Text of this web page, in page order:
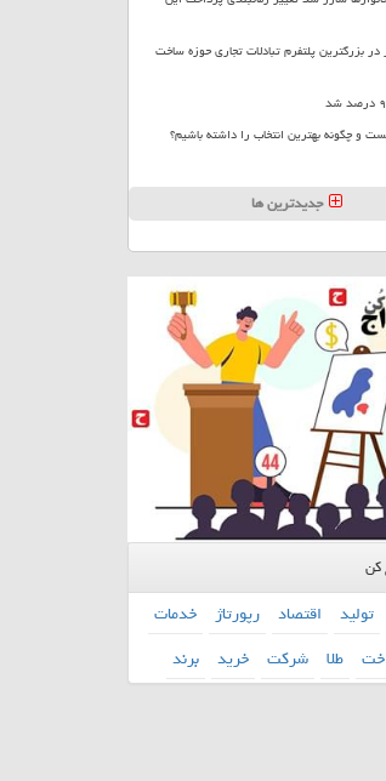
کشور در بزرگترین پلتفرم تبادلات تجاری حوزه ساخت
و چگونه بهترین انتخاب را داشته باشیم؟
جدیدترین ها
کن
تولید اقتصاد رپورتاژ خدمات
طلا شركت خرید برند